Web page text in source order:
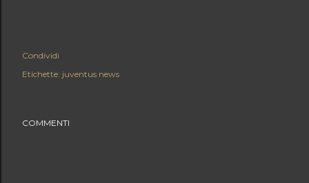
Condividi
Etichette: juventus news
COMMENTI